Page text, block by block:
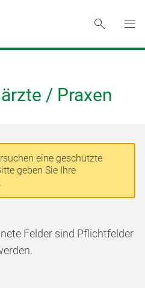
/ Praxen
eine geschützte
geben Sie Ihre
Felder sind Pflichtfelder